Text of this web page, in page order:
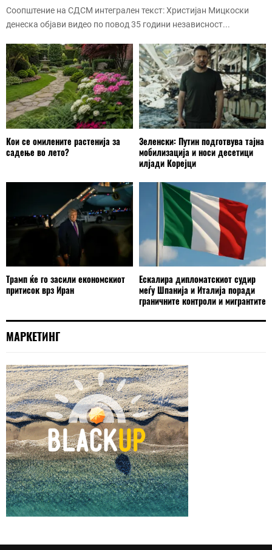
Соопштение на СДСМ интегрален текст: Христијан Мицкоски
денеска објави видео по повод 35 години независност...
Кои се омилените растенија за
садење во лето?
Зеленски: Путин подготвува тајна
мобилизација и носи десетици
илјади Корејци
Трамп ќе го засили економскиот
притисок врз Иран
Ескалира дипломатскиот судир
меѓу Шпанија и Италија поради
граничните контроли и мигрантите
МАРКЕТИНГ